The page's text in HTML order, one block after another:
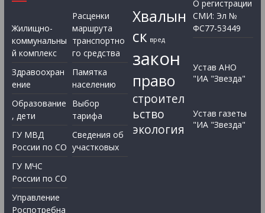
Жилищно-
коммунальны
й комплекс
Здравоохран
ение
Образование
, дети
ГУ МВД
России по СО
ГУ МЧС
России по СО
Управление
Роспотребна
Расценки
маршрута
транспортно
го средства
Памятка
населению
Выбор
тарифа
Сведения об
участковых
Хвалын
ск вред
закон
право
строител
ьство
экология
О регистрации
СМИ: Эл №
ФС77-53449
Устав АНО
"ИА "Звезда"
Устав газеты
"ИА "Звезда"